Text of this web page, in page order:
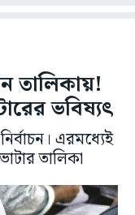
তালিকায়!
ভবিষ্যৎ
এরমধ্যেই
তালিকা